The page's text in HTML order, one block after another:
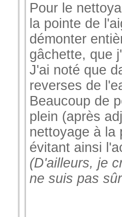
Pour le
la pointe de
démonter
gâchette, que
J'ai noté que
reverses de
Beaucoup de
plein (après
nettoyage à la
évitant ainsi
(D'ailleurs, je
ne suis pas